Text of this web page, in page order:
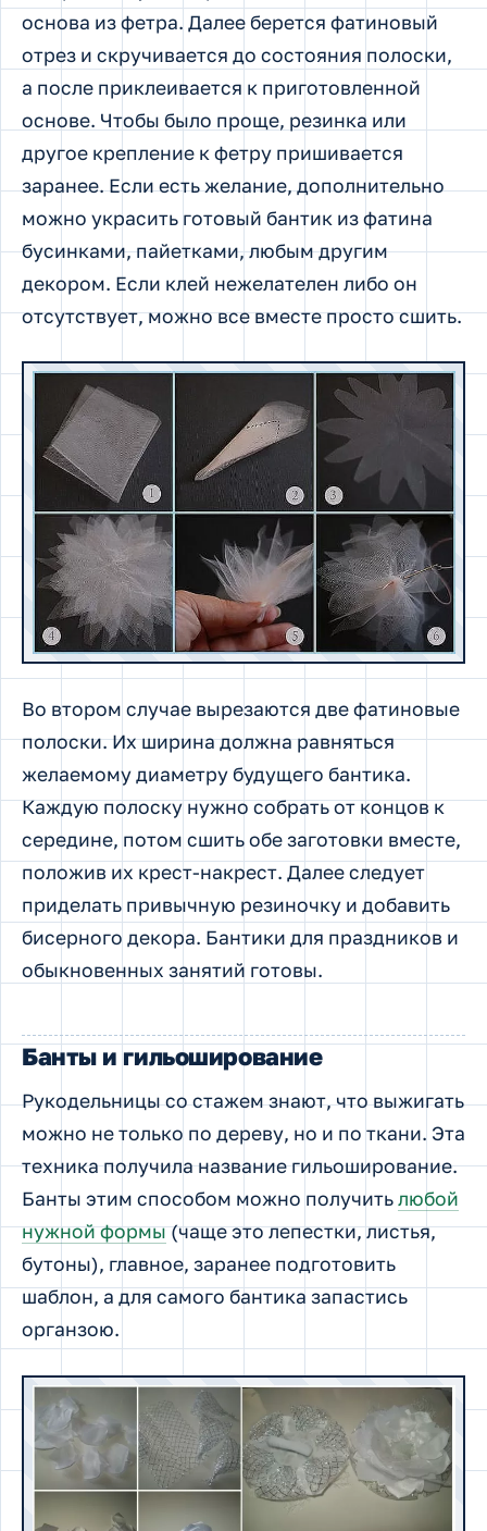
основа из фетра. Далее берется фатиновый
отрез и скручивается до состояния полоски,
а после приклеивается к приготовленной
основе. Чтобы было проще, резинка или
другое крепление к фетру пришивается
заранее. Если есть желание, дополнительно
можно украсить готовый бантик из фатина
бусинками, пайетками, любым другим
декором. Если клей нежелателен либо он
отсутствует, можно все вместе просто сшить.
Во втором случае вырезаются две фатиновые
полоски. Их ширина должна равняться
желаемому диаметру будущего бантика.
Каждую полоску нужно собрать от концов к
середине, потом сшить обе заготовки вместе,
положив их крест-накрест. Далее следует
приделать привычную резиночку и добавить
бисерного декора. Бантики для праздников и
обыкновенных занятий готовы.
Банты и гильоширование
Рукодельницы со стажем знают, что выжигать
можно не только по дереву, но и по ткани. Эта
техника получила название гильоширование.
Банты этим способом можно получитьлюбой
нужной формы(чаще это лепестки, листья,
бутоны), главное, заранее подготовить
шаблон, а для самого бантика запастись
органзою.